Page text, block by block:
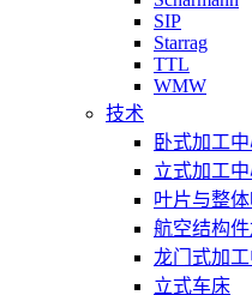
SIP
Starrag
TTL
WMW
技术
卧式加工
立式加工
叶片与整
航空结构
龙门式加
立式车床